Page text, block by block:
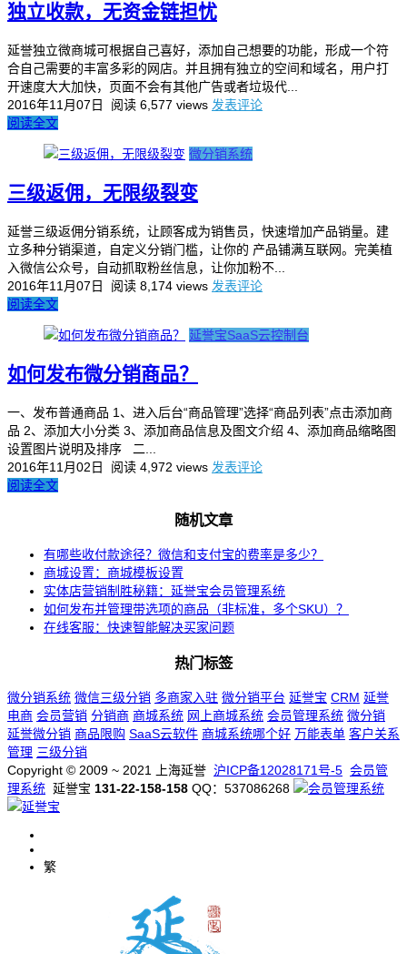
独立收款，无资金链担忧
延誉独立微商城可根据自己喜好，添加自己想要的功能，形成一个符
合自己需要的丰富多彩的网店。并且拥有独立的空间和域名，用户打
开速度大大加快，页面不会有其他广告或者垃圾代...
2016年11月07日
阅读 6,577 views 发表评论
阅读全文
微分销系统
三级返佣，无限级裂变
延誉三级返佣分销系统，让顾客成为销售员，快速增加产品销量。建
立多种分销渠道，自定义分销门槛，让你的 产品铺满互联网。完美植
入微信公众号，自动抓取粉丝信息，让你加粉不...
2016年11月07日
阅读 8,174 views 发表评论
阅读全文
延誉宝SaaS云控制台
如何发布微分销商品？
一、发布普通商品 1、进入后台“商品管理”选择“商品列表”点击添加商
品 2、添加大小分类 3、添加商品信息及图文介绍 4、添加商品缩略图
设置图片说明及排序 二...
2016年11月02日
阅读 4,972 views 发表评论
阅读全文
随机文章
有哪些收付款途径？微信和支付宝的费率是多少？
商城设置：商城模板设置
实体店营销制胜秘籍：延誉宝会员管理系统
如何发布并管理带选项的商品（非标准，多个SKU）？
在线客服：快速智能解决买家问题
热门标签
微分销系统 微信三级分销 多商家入驻 微分销平台 延誉宝 CRM 延誉
电商 会员营销 分销商 商城系统 网上商城系统 会员管理系统 微分销
延誉微分销 商品限购 SaaS云软件 商城系统哪个好 万能表单 客户关系
管理 三级分销
Copyright © 2009 ~ 2021 上海延誉 沪ICP备12028171号-5 会员管
理系统 延誉宝 131-22-158-158 QQ：537086268
繁